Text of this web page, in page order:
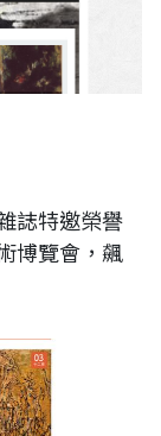
誌特邀榮譽
博覽會，飆